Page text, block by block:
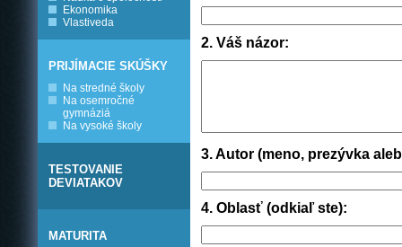
Ekonomika
Vlastiveda
PRIJÍMACIE SKÚŠKY
Na stredné školy
Na osemročné
gymnáziá
Na vysoké školy
TESTOVANIE
DEVIATAKOV
MATURITA
2. Váš názor:
3. Autor (meno, prezývka
4. Oblasť (odkiaľ ste):